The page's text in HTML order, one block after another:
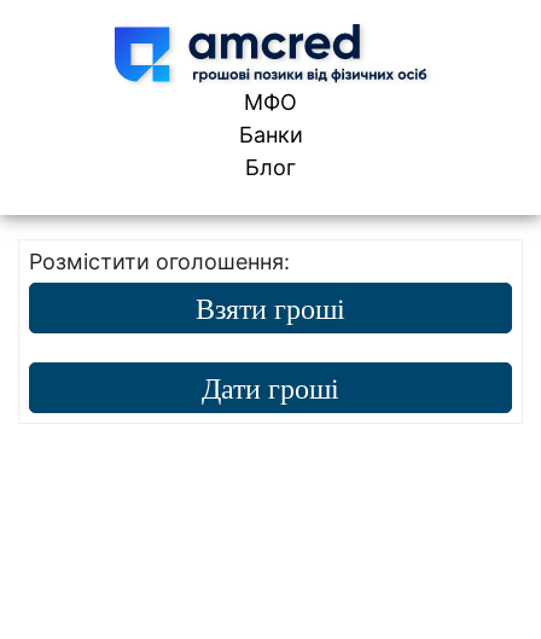
МФО
Банки
Блог
Розмістити оголошення:
Взяти гроші
Дати гроші